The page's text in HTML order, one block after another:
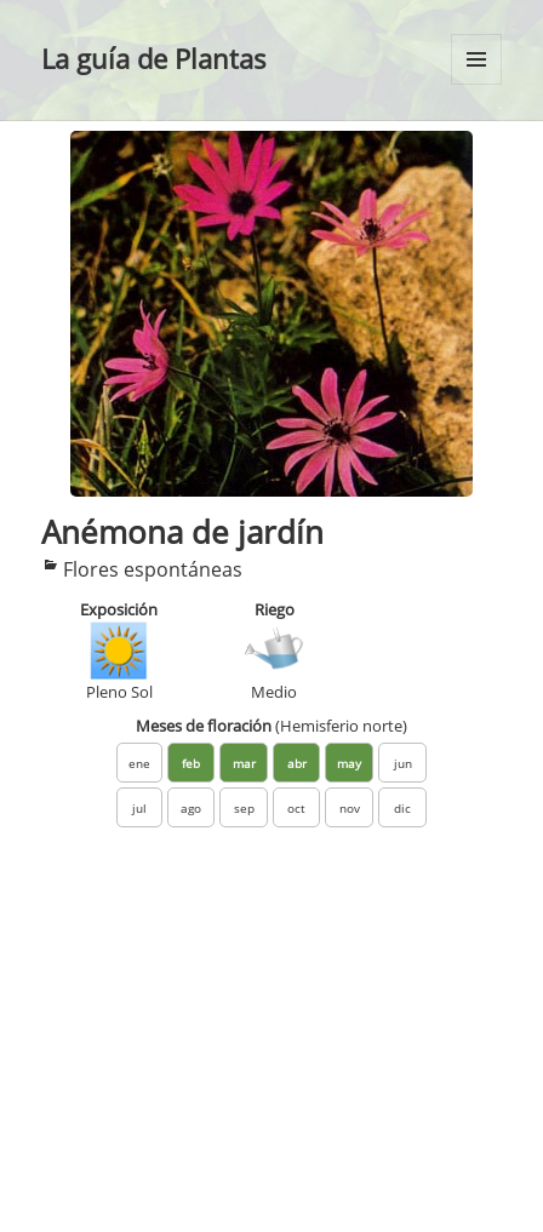
La guía de Plantas
WIDGETS
Anémona de jardín
Categorías
Flores espontáneas
Exposición
Pleno Sol
Riego
Medio
Meses de floración(Hemisferio norte)
ene feb mar abr may jun
jul ago sep oct nov dic